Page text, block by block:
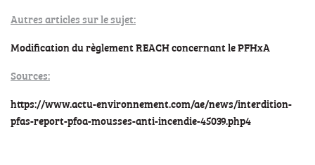
Autres articles sur le sujet:
Modification du règlement REACH concernant le PFHxA
Sources:
https://www.actu-environnement.com/ae/news/interdition-
pfas-report-pfoa-mousses-anti-incendie-45039.php4